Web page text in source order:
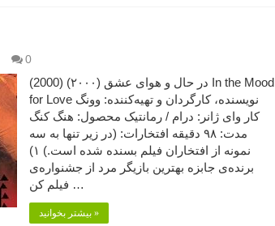
0
در حال و هوای عشق (۲۰۰۰) (2000) In the Mood
for Love نویسنده، کارگردان و تهیه‌کننده: وونگ
کار وای ژانر: درام / رمانتیک محصول: هنگ کنگ
مدت: ۹۸ دقیقه افتخارات: (در زیر تنها به سه
نمونه از افتخاران فیلم بسنده شده است.) ۱)
برنده‌ی جابزه بهترین بازیگر مرد از جشنواره‌ی
فیلم کن …
بیشتر بخوانید »